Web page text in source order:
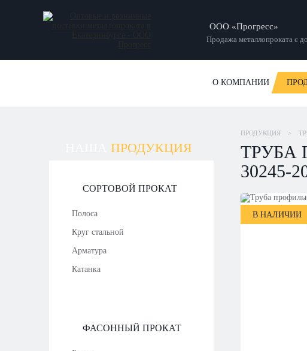
ООО «Прогресс»
Продажа металлопроката с
О КОМПАНИИ
ПРОДУКЦИЯ
СОРТОВОЙ ПРОКАТ
Полоса
Круг стальной
Арматура
Катанка
ФАСОННЫЙ ПРОКАТ
ПРОДУКЦИЯ >
ТРУБА
30245-
В НАЛИЧИИ